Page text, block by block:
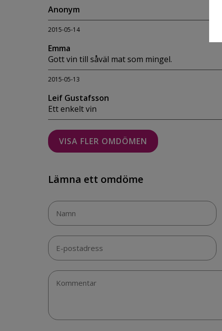
Anonym
2015-05-14
Emma
Gott vin till såväl mat som mingel.
2015-05-13
Leif Gustafsson
Ett enkelt vin
VISA FLER OMDÖMEN
Lämna ett omdöme